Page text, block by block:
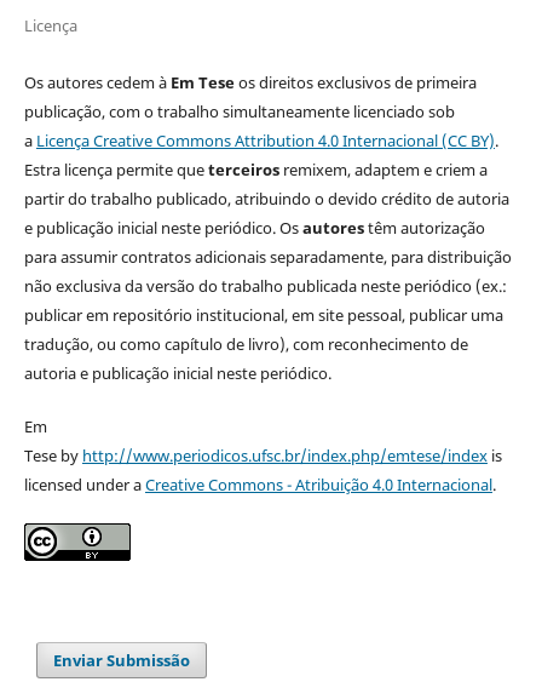
Licença
Os autores cedem à Em Teseos direitos exclusivos de primeira
publicação, com o trabalho simultaneamente licenciado sob
a Licença Creative Commons Attribution 4.0 Internacional (CC BY).
Estra licença permite queterceirosremixem, adaptem e criem a
partir do trabalho publicado, atribuindo o devido crédito de autoria
e publicação inicial neste periódico. Osautorestêm autorização
para assumir contratos adicionais separadamente, para distribuição
não exclusiva da versão do trabalho publicada neste periódico (ex.:
publicar em repositório institucional, em site pessoal, publicar uma
tradução, ou como capítulo de livro), com reconhecimento de
autoria e publicação inicial neste periódico.
Em
Tese by http://www.periodicos.ufsc.br/index.php/emtese/indexis
licensed under aCreative Commons - Atribuição 4.0 Internacional.
Enviar Submissão